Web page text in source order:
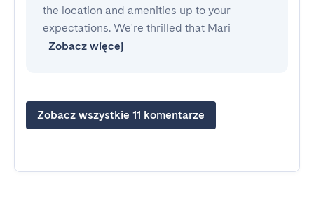
the location and amenities up to your
expectations. We're thrilled that Mari
Zobacz więcej
Zobacz wszystkie 11 komentarze